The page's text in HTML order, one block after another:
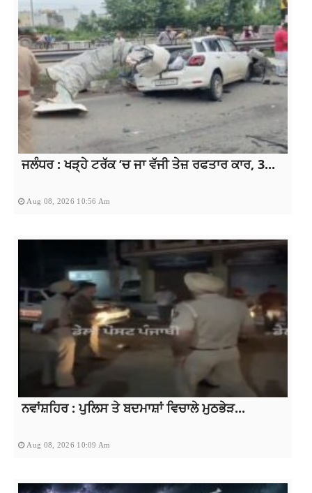
ਜਲੰਧਰ : ਖੜ੍ਹੇ ਟਰੱਕ ‘ਚ ਜਾ ਵੱਜੀ ਤੇਜ਼ ਰਫਤਾਰ ਕਾਰ, 3...
Aug 08, 2026 10:56 Am
ਨਵਾਂਸ਼ਹਿਰ : ਪੁਲਿਸ ਤੇ ਬਦਮਾਸ਼ਾਂ ਵਿਚਾਲੇ ਮੁਠਭੇੜ...
Aug 08, 2026 10:09 Am